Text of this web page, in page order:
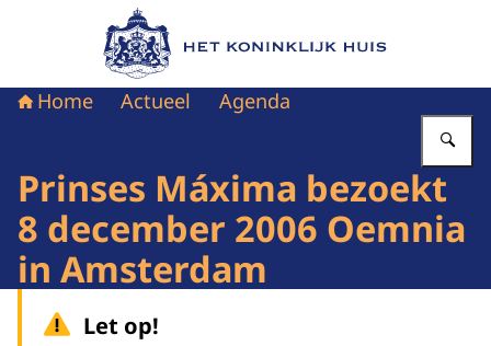
Naar de homepage van Het Koninklijk Huis
Home Actueel Agenda
Prinses Máxima bezoekt
8 december 2006 Oemnia
in Amsterdam
Let op!